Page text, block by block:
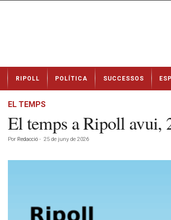
t
RIPOLL POLÍTICA SUCCESSOS
EL TEMPS
El temps a Ripoll avui,
Por Redacció - 25 de juny de 2026